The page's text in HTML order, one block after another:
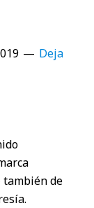
Deja
también de